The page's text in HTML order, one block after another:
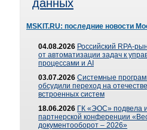
данных
MSKIT.RU: последние новости
04.08.2026 Российский RPA-
от автоматизации задач к
процессами и AI
03.07.2026 Системные
обсудили переход на
встроенных систем
18.06.2026 ГК «ЭОС» подвела
партнерской конференции
документооборот – 2026»